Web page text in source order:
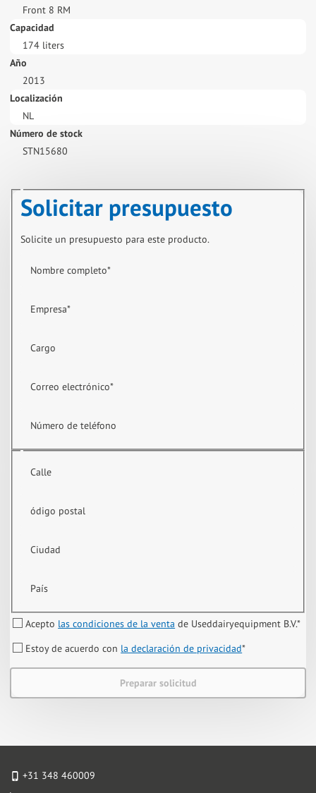
Front 8 RM
Capacidad
174 liters
Año
2013
Localización
NL
Número de stock
STN15680
Solicitar presupuesto
Solicite un presupuesto para este producto.
Nombre completo*
Empresa*
Cargo
Correo electrónico*
Número de teléfono
Calle
ódigo postal
Ciudad
País
Acepto las condiciones de la venta de Useddairyequipment B.V.*
Estoy de acuerdo con la declaración de privacidad*
Preparar solicitud
+31 348 460009